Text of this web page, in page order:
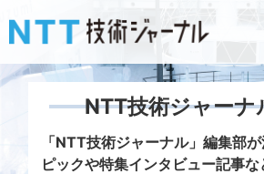
新着情報
NTT技術ジャーナ
「NTT技術ジャーナル」編集部
ピックや特集インタビュー記事